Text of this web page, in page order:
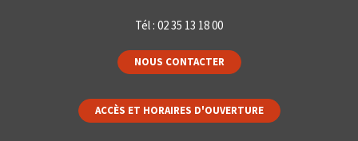
Tél : 02 35 13 18 00
NOUS CONTACTER
ACCÈS ET HORAIRES D'OUVERTURE